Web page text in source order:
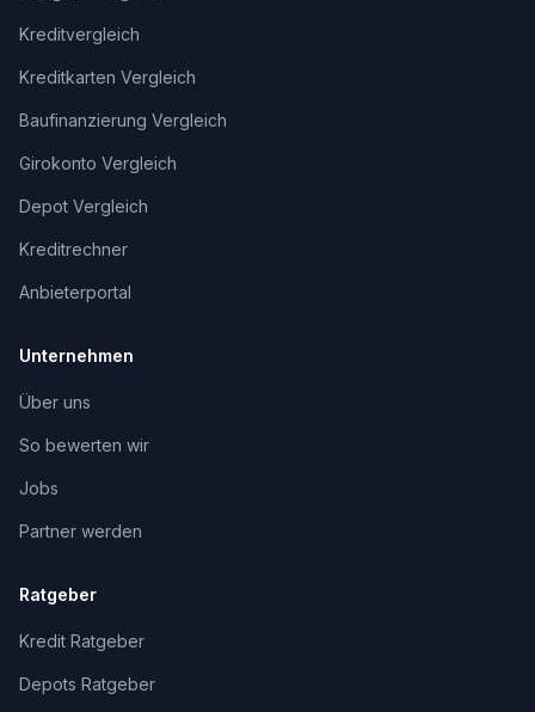
Kreditvergleich
Kreditkarten Vergleich
Baufinanzierung Vergleich
Girokonto Vergleich
Depot Vergleich
Kreditrechner
Anbieterportal
Unternehmen
Über uns
So bewerten wir
Jobs
Partner werden
Ratgeber
Kredit Ratgeber
Depots Ratgeber